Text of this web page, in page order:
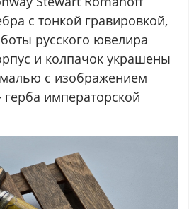
с тонкой гравировкой,
русского ювелира
и колпачок украшены
с изображением
императорской